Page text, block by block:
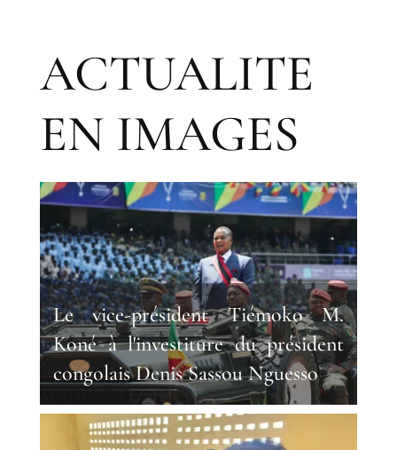
ACTUALITE
EN IMAGES
Le vice-président Tiémoko M.
Koné à l'investiture du président
congolais Denis Sassou Nguesso